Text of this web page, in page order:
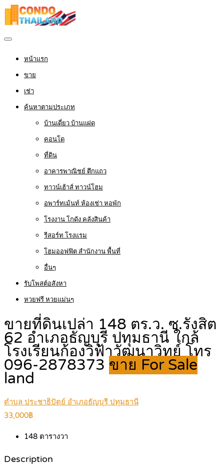
หน้าแรก
ขาย
เช่า
ค้นหาตามประเภท
บ้านเดี่ยว บ้านแฝด
คอนโด
ที่ดิน
อาคารพาณิชย์ ตึกแถว
ทาวน์เฮ้าส์ ทาวน์โฮม
อพาร์ทเม้นท์ ห้องเช่า หอพัก
โรงงาน โกดัง คลังสินค้า
รีสอร์ท โรงแรม
โฮมออฟฟิต สำนักงาน พื้นที่
อื่นๆ
รับโพสต์อสังหา
หวยฟรี หวยแม่นๆ
ขายที่ดินเปล่า 148 ตร.ว. ซ.รังสิต
62 อำเภอธัญบุรี ปทุมธานี ใกล้
โรงเรียนก้องวิฟ้าวัฒนาวิทย์ โทร
096-2878373 ขาย For Sale
land
ตำบล ประชาธิปัตย์ อำเภอธัญบุรี ปทุมธานี
33,000฿
148 ตารางวา
Description